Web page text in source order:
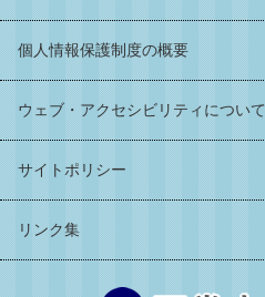
個人情報保護制度の概要
ウェブ・アクセシビリティについて
サイトポリシー
リンク集